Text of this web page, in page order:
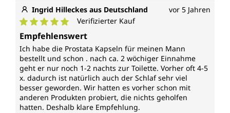
Ingrid Hilleckes aus Deutschland vor 5 Jahren
Durchschnittliche Bewertung von 5 von 5 Sternen
Verifizierter Kauf
Empfehlenswert
Ich habe die Prostata Kapseln für meinen Mann
bestellt und schon . nach ca. 2 wöchiger Einnahme
geht er nur noch 1-2 nachts zur Toilette. Vorher oft 4-5
x. dadurch ist natürlich auch der Schlaf sehr viel
besser geworden. Wir hatten es vorher schon mit
anderen Produkten probiert, die nichts geholfen
hatten. Deshalb klare Empfehlung.